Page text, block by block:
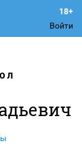
Войти